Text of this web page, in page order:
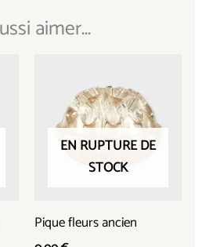
aimer...
EN RUPTURE DE
STOCK
Pique fleurs ancien